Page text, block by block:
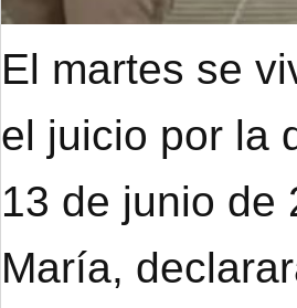
El martes se
el juicio por la
13 de junio de
María,